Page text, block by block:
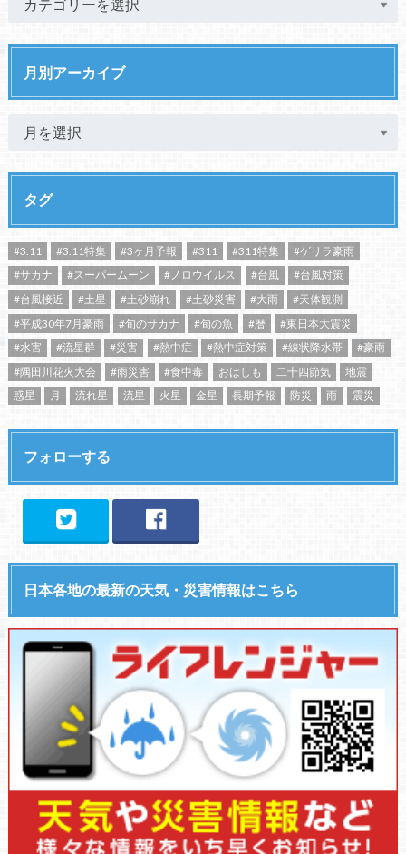
月別アーカイブ
タグ
#3.11 #3.11特集 #3ヶ月予報 #311 #311特集
#ゲリラ豪雨
#サカナ
#スーパームーン #ノロウイルス #台風
#台風対策
#台風接近
#土星 #土砂崩れ #土砂災害 #大雨
#天体観測
#平成30年7月豪雨
#旬のサカナ #旬の魚 #暦
#東日本大震災
#水害
#流星群 #災害 #熱中症 #熱中症対策 #線状降水帯
#豪雨
#隅田川花火大会
#雨災害 #食中毒 おはしも 二十四節気
地震
惑星
月 流れ星 流星 火星 金星 長期予報 防災 雨 震災
フォローする
日本各地の最新の天気・災害情報はこちら